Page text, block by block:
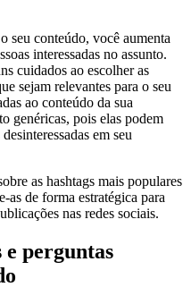
seu conteúdo, você aumenta
interessadas no assunto.
cuidados ao escolher as
sejam relevantes para o seu
ao conteúdo da sua
genéricas, pois elas podem
em seu
as hashtags mais populares
as de forma estratégica para
nas redes sociais.
perguntas